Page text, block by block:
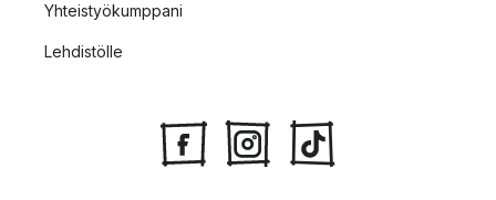
Yhteistyökumppani
Lehdistölle